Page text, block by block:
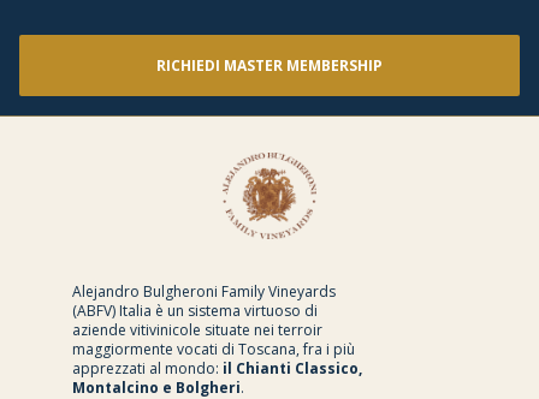
RICHIEDI MASTER MEMBERSHIP
Alejandro Bulgheroni Family Vineyards
(ABFV) Italia è un sistema virtuoso di
aziende vitivinicole situate nei terroir
maggiormente vocati di Toscana, fra i più
apprezzati al mondo: il Chianti Classico,
Montalcino e Bolgheri.